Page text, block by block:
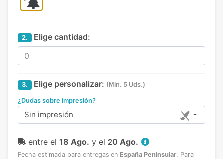
2. Elige cantidad:
3. Elige personalizar: (Min. 5 Uds.)
¿Dudas sobre impresión?
Sin impresión
entre el 18 Ago. y el 20 Ago.
Fecha estimada para entregas en España Peninsular. Para